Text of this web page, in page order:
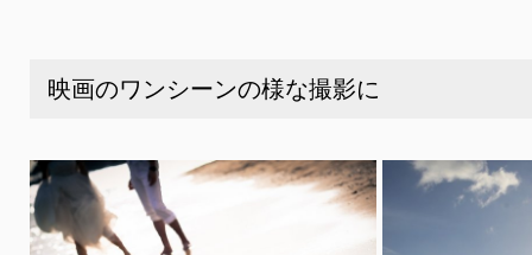
映画のワンシーンの様な撮影に